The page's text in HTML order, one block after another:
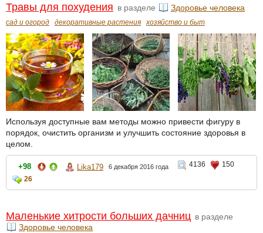
Травы для похудения в разделе Здоровье человека
сад и огород декоративные растения хозяйство и быт
Используя доступные вам методы можно привести фигуру в
порядок, очистить организм и улучшить состояние здоровья в
целом.
+98 Lika179 6 декабря 2016 года 4136
150
26
Маленькие хитрости больших дачниц в разделе
Здоровье человека